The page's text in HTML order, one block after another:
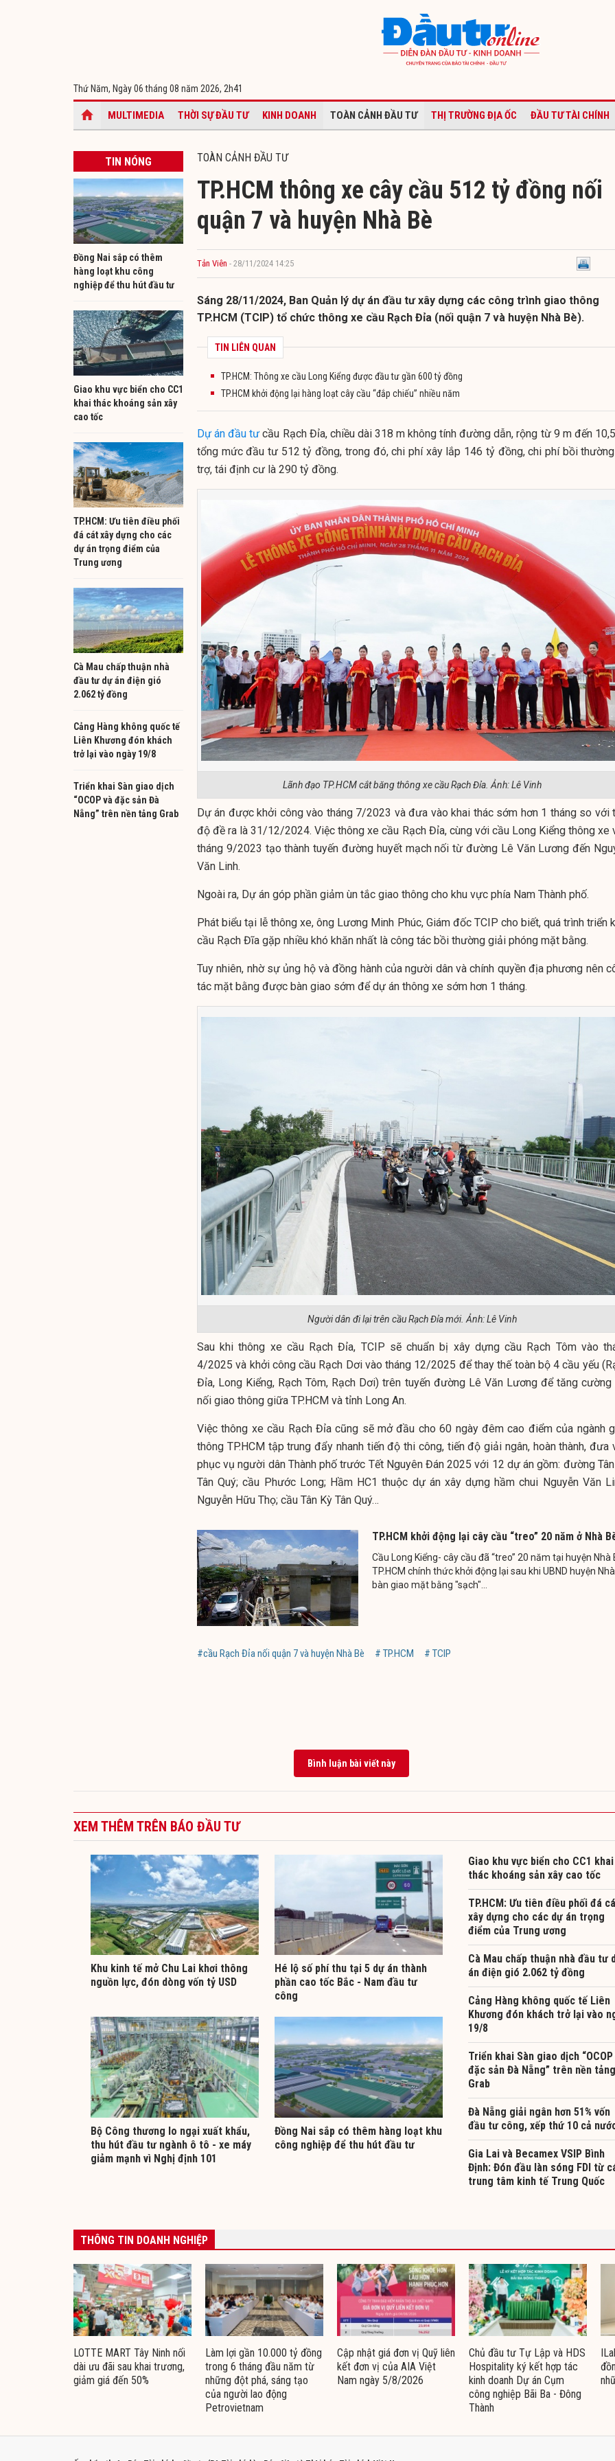
Thứ Năm, Ngày 06 tháng 08 năm 2026, 2h41
MULTIMEDIA THỜI SỰ ĐẦU TƯ KINH DOANH TOÀN CẢNH ĐẦU TƯ THỊ TRƯỜNG ĐỊA ỐC ĐẦU TƯ TÀI CHÍNH
TIN NÓNG
Đồng Nai sắp có thêm
hàng loạt khu công
nghiệp để thu hút đầu tư
Giao khu vực biển cho CC1
khai thác khoáng sản xây
cao tốc
TP.HCM: Ưu tiên điều phối
đá cát xây dựng cho các
dự án trọng điểm của
Trung ương
Cà Mau chấp thuận nhà
đầu tư dự án điện gió
2.062 tỷ đồng
Cảng Hàng không quốc tế
Liên Khương đón khách
trở lại vào ngày 19/8
Triển khai Sàn giao dịch
“OCOP và đặc sản Đà
Nẵng” trên nền tảng Grab
TOÀN CẢNH ĐẦU TƯ
TP.HCM thông xe cây cầu 512 tỷ đồng nối
quận 7 và huyện Nhà Bè
Tản Viên - 28/11/2024 14:25
Sáng 28/11/2024, Ban Quản lý dự án đầu tư xây dựng các công trình giao thông
TP.HCM (TCIP) tổ chức thông xe cầu Rạch Đỉa (nối quận 7 và huyện Nhà Bè).
TIN LIÊN QUAN
TP.HCM: Thông xe cầu Long Kiểng được đầu tư gần 600 tỷ đồng
TP.HCM khởi động lại hàng loạt cây cầu “đắp chiếu” nhiều năm
Dự án đầu tư cầu Rạch Đỉa, chiều dài 318 m không tính đường dẫn, rộng từ 9 m đến
tổng mức đầu tư 512 tỷ đồng, trong đó, chi phí xây lắp 146 tỷ đồng, chi phí bồi
trợ, tái định cư là 290 tỷ đồng.
Lãnh đạo TP.HCM cắt băng thông xe cầu Rạch Đỉa. Ảnh: Lê Vinh
Dự án được khởi công vào tháng 7/2023 và đưa vào khai thác sớm hơn 1 tháng so với
độ đề ra là 31/12/2024. Việc thông xe cầu Rạch Đỉa, cùng với cầu Long Kiểng thông xe
tháng 9/2023 tạo thành tuyến đường huyết mạch nối từ đường Lê Văn Lương đến
Văn Linh.
Ngoài ra, Dự án góp phần giảm ùn tắc giao thông cho khu vực phía Nam Thành phố.
Phát biểu tại lễ thông xe, ông Lương Minh Phúc, Giám đốc TCIP cho biết, quá trình triển
cầu Rạch Đĩa gặp nhiều khó khăn nhất là công tác bồi thường giải phóng mặt bằng.
Tuy nhiên, nhờ sự ủng hộ và đồng hành của người dân và chính quyền địa phương nên
tác mặt bằng được bàn giao sớm để dự án thông xe sớm hơn 1 tháng.
Người dân đi lại trên cầu Rạch Đỉa mới. Ảnh: Lê Vinh
Sau khi thông xe cầu Rạch Đỉa, TCIP sẽ chuẩn bị xây dựng cầu Rạch Tôm vào
4/2025 và khởi công cầu Rạch Dơi vào tháng 12/2025 để thay thế toàn bộ 4 cầu yếu
Đỉa, Long Kiểng, Rạch Tôm, Rạch Dơi) trên tuyến đường Lê Văn Lương để tăng cường
nối giao thông giữa TP.HCM và tỉnh Long An.
Việc thông xe cầu Rạch Đỉa cũng sẽ mở đầu cho 60 ngày đêm cao điểm của ngành
thông TP.HCM tập trung đẩy nhanh tiến độ thi công, tiến độ giải ngân, hoàn thành, đưa
phục vụ người dân Thành phố trước Tết Nguyên Đán 2025 với 12 dự án gồm: đường
Tân Quý; cầu Phước Long; Hầm HC1 thuộc dự án xây dựng hầm chui Nguyễn Văn
Nguyễn Hữu Thọ; cầu Tân Kỳ Tân Quý…
TP.HCM khởi động lại cây cầu “treo” 20 năm ở Nhà
Cầu Long Kiểng- cây cầu đã “treo” 20 năm tại huyện Nhà
TP.HCM chính thức khởi động lại sau khi UBND huyện
bàn giao mặt bằng "sạch"...
#cầu Rạch Đỉa nối quận 7 và huyện Nhà Bè # TP.HCM # TCIP
Bình luận bài viết này
XEM THÊM TRÊN BÁO ĐẦU TƯ
Khu kinh tế mở Chu Lai khơi thông
nguồn lực, đón dòng vốn tỷ USD
Hé lộ số phí thu tại 5 dự án thành
phần cao tốc Bắc - Nam đầu tư
công
Bộ Công thương lo ngại xuất khẩu,
thu hút đầu tư ngành ô tô - xe máy
giảm mạnh vì Nghị định 101
Đồng Nai sắp có thêm hàng loạt khu
công nghiệp để thu hút đầu tư
Giao khu vực biển cho CC1 khai
thác khoáng sản xây cao tốc
TP.HCM: Ưu tiên điều phối đá
xây dựng cho các dự án trọng
điểm của Trung ương
Cà Mau chấp thuận nhà đầu tư
án điện gió 2.062 tỷ đồng
Cảng Hàng không quốc tế Liên
Khương đón khách trở lại vào
19/8
Triển khai Sàn giao dịch “OCOP
đặc sản Đà Nẵng” trên nền tảng
Grab
Đà Nẵng giải ngân hơn 51% vốn
đầu tư công, xếp thứ 10 cả
Gia Lai và Becamex VSIP Bình
Định: Đón đầu làn sóng FDI từ
trung tâm kinh tế Trung Quốc
THÔNG TIN DOANH NGHIỆP
LOTTE MART Tây Ninh nối
dài ưu đãi sau khai trương,
giảm giá đến 50%
Làm lợi gần 10.000 tỷ đồng
trong 6 tháng đầu năm từ
những đột phá, sáng tạo
của người lao động
Petrovietnam
Cập nhật giá đơn vị Quỹ liên
kết đơn vị của AIA Việt
Nam ngày 5/8/2026
Chủ đầu tư Tự Lập và HDS
Hospitality ký kết hợp tác
kinh doanh Dự án Cụm
công nghiệp Bãi Ba - Đông
Thành